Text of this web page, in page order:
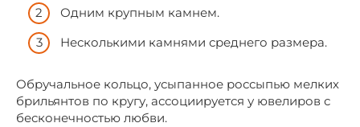
Одним крупным камнем.
Несколькими камнями среднего размера.
Обручальное кольцо, усыпанное россыпью мелких
брильянтов по кругу, ассоциируется у ювелиров с
бесконечностью любви.